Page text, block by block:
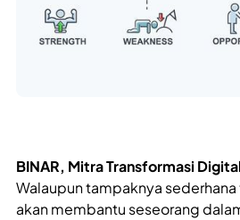
BINAR, Mitra Transformasi
Walaupun tampaknya
akan membantu seseorang